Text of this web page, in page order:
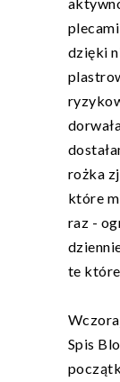
dzięki
rożka
które
raz -
te
Spis